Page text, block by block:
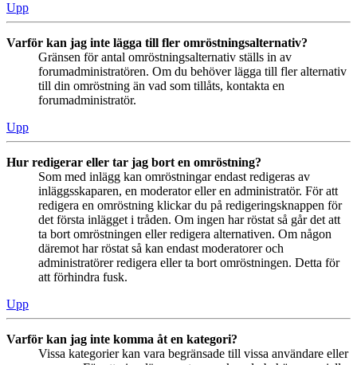
Upp
Varför kan jag inte lägga till fler omröstningsalternativ?
Gränsen för antal omröstningsalternativ ställs in av
forumadministratören. Om du behöver lägga till fler alternativ
till din omröstning än vad som tillåts, kontakta en
forumadministratör.
Upp
Hur redigerar eller tar jag bort en omröstning?
Som med inlägg kan omröstningar endast redigeras av
inläggsskaparen, en moderator eller en administratör. För att
redigera en omröstning klickar du på redigeringsknappen för
det första inlägget i tråden. Om ingen har röstat så går det att
ta bort omröstningen eller redigera alternativen. Om någon
däremot har röstat så kan endast moderatorer och
administratörer redigera eller ta bort omröstningen. Detta för
att förhindra fusk.
Upp
Varför kan jag inte komma åt en kategori?
Vissa kategorier kan vara begränsade till vissa användare eller